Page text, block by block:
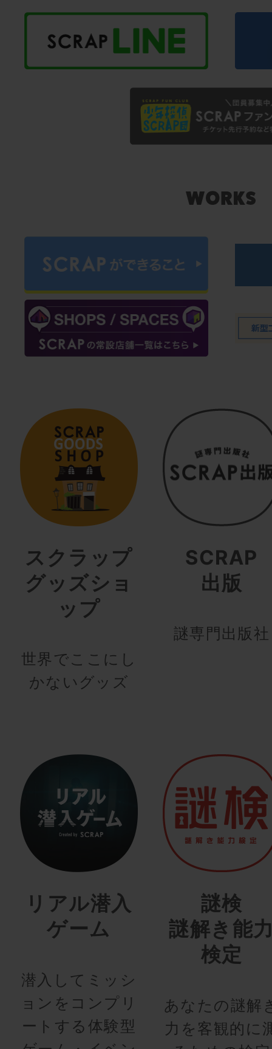
スクラップ
グッズショ
ップ
世界でここにし
かないグッズ
SCRAP
出版
謎専門出版社
リアル潜入
ゲーム
潜入してミッシ
ョンをコンプリ
ートする体験型
謎検
謎解き能
検定
あなたの謎解
力を客観的に